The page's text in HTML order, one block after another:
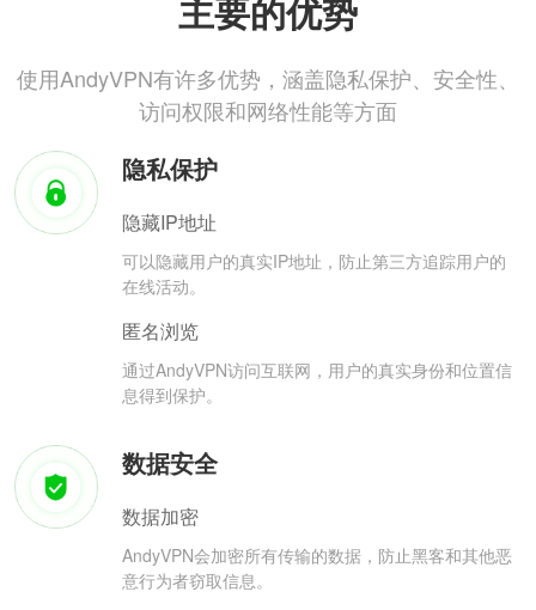
主要的优势
使用AndyVPN有许多优势，涵盖隐私保护、安全性、
访问权限和网络性能等方面
隐私保护
隐藏IP地址
可以隐藏用户的真实IP地址，防止第三方追踪用户的
在线活动。
匿名浏览
通过AndyVPN访问互联网，用户的真实身份和位置信
息得到保护。
数据安全
数据加密
AndyVPN会加密所有传输的数据，防止黑客和其他恶
意行为者窃取信息。